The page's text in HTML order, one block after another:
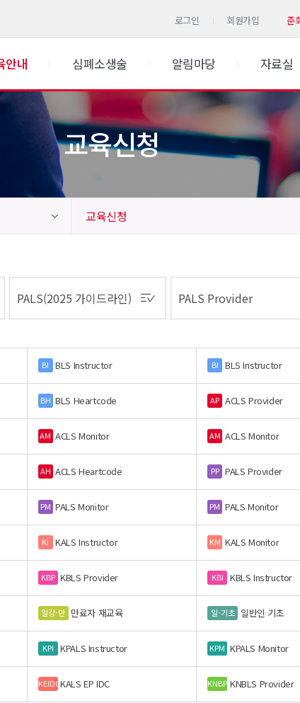
로그인 회원가입 준
안내 심폐소생술 알림마당 자료실
교육신청
교육신청
BI BLS Instructor BI BLS Instructor
BH BLS Heartcode AP ACLS Provider
AM ACLS Monitor AM ACLS Monitor
AH ACLS Heartcode PP PALS Provider
PM PALS Monitor PM PALS Monitor
KI KALS Instructor KM KALS Monitor
KBP KBLS Provider KBI KBLS Instructor
일강-만 만료자 재교육 일-기초 일반인 기초
KPI KPALS Instructor KPM KPALS Monitor
KEIDCKALS EP IDC KNBP KNBLS Provider